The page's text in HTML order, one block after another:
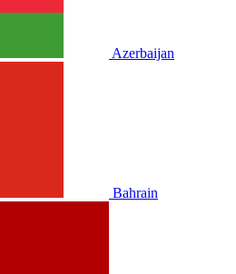
Azerbaijan
Bahrain